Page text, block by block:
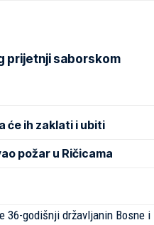
prijetnji saborskom
će ih zaklati i ubiti
požar u Ričicama
36-godišnji državljanin Bosne i